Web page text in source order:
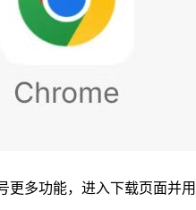
更多功能，进入下载页面并